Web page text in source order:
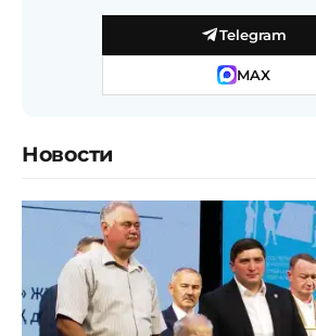
Telegram
MAX
Новости